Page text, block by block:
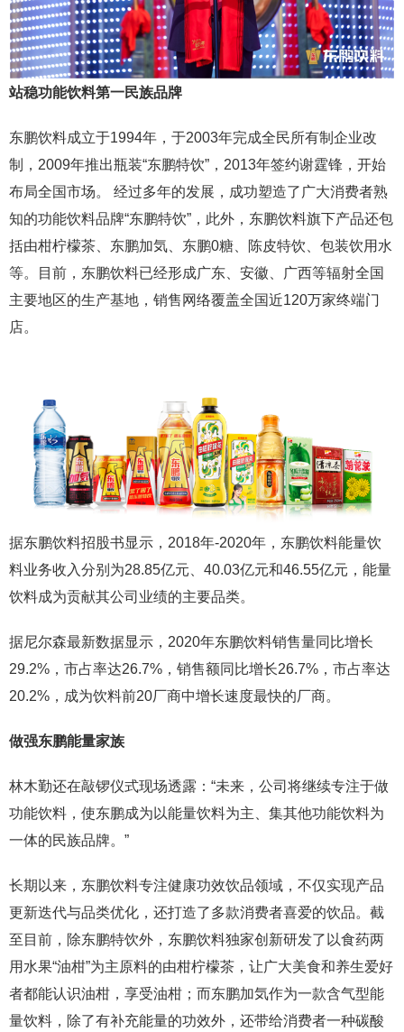
站稳功能饮料第一民族品牌
东鹏饮料成立于1994年，于2003年完成全民所有制企业改
制，2009年推出瓶装“东鹏特饮”，2013年签约谢霆锋，开始
布局全国市场。 经过多年的发展，成功塑造了广大消费者熟
知的功能饮料品牌“东鹏特饮”，此外，东鹏饮料旗下产品还包
括由柑柠檬茶、东鹏加気、东鹏0糖、陈皮特饮、包装饮用水
等。目前，东鹏饮料已经形成广东、安徽、广西等辐射全国
主要地区的生产基地，销售网络覆盖全国近120万家终端门
店。
据东鹏饮料招股书显示，2018年-2020年，东鹏饮料能量饮
料业务收入分别为28.85亿元、40.03亿元和46.55亿元，能量
饮料成为贡献其公司业绩的主要品类。
据尼尔森最新数据显示，2020年东鹏饮料销售量同比增长
29.2%，市占率达26.7%，销售额同比增长26.7%，市占率达
20.2%，成为饮料前20厂商中增长速度最快的厂商。
做强东鹏能量家族
林木勤还在敲锣仪式现场透露：“未来，公司将继续专注于做
功能饮料，使东鹏成为以能量饮料为主、集其他功能饮料为
一体的民族品牌。”
长期以来，东鹏饮料专注健康功效饮品领域，不仅实现产品
更新迭代与品类优化，还打造了多款消费者喜爱的饮品。截
至目前，除东鹏特饮外，东鹏饮料独家创新研发了以食药两
用水果“油柑”为主原料的由柑柠檬茶，让广大美食和养生爱好
者都能认识油柑，享受油柑；而东鹏加気作为一款含气型能
量饮料，除了有补充能量的功效外，还带给消费者一种碳酸